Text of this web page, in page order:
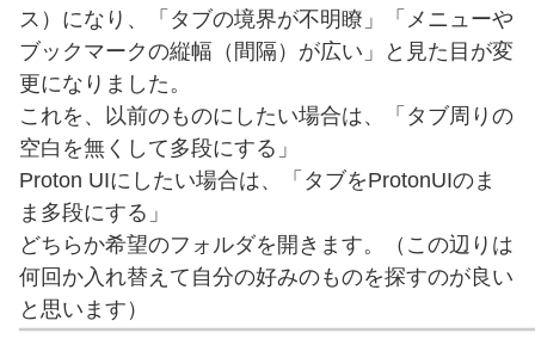
ス）になり、「タブの境界が不明瞭」「メニューや
ブックマークの縦幅（間隔）が広い」と見た目が変
更になりました。
これを、以前のものにしたい場合は、「タブ周りの
空白を無くして多段にする」
Proton UIにしたい場合は、「タブをProtonUIのま
ま多段にする」
どちらか希望のフォルダを開きます。（この辺りは
何回か入れ替えて自分の好みのものを探すのが良い
と思います）